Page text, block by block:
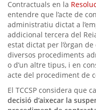
Contractuals en la
entendre que l’acte de
administratiu dictat a
addicional tercera del
estat dictat per l’òrgan
diversos procediments
o d’un altre tipus, i en
acte del procediment de
El TCCSP considera que
decisió d’aixecar la